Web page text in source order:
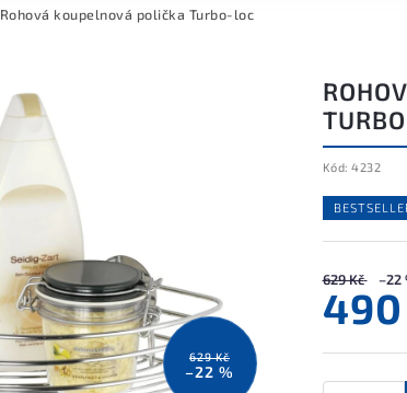
Rohová koupelnová polička Turbo-loc
629 Kč
–22 %
Kód: 4232
629 Kč –22
490